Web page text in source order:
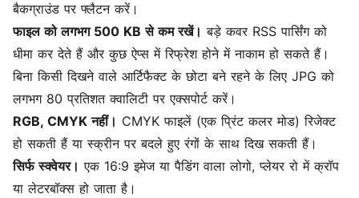
बैकग्राउंड पर फ्लैटन करें।
फाइल को लगभग 500 KB से कम रखें। बड़े कवर RSS पार्सिंग को
धीमा कर देते हैं और कुछ ऐप्स में रिफ्रेश होने में नाकाम हो सकते हैं।
बिना किसी दिखने वाले आर्टिफैक्ट के छोटा बने रहने के लिए JPG को
लगभग 80 प्रतिशत क्वालिटी पर एक्सपोर्ट करें।
RGB, CMYK नहीं। CMYK फाइलें (एक प्रिंट कलर मोड) रिजेक्ट
हो सकती हैं या स्क्रीन पर बदले हुए रंगों के साथ दिख सकती हैं।
सिर्फ स्क्वेयर। एक 16:9 इमेज या पैडिंग वाला लोगो, प्लेयर रो में क्रॉप
या लेटरबॉक्स हो जाता है।